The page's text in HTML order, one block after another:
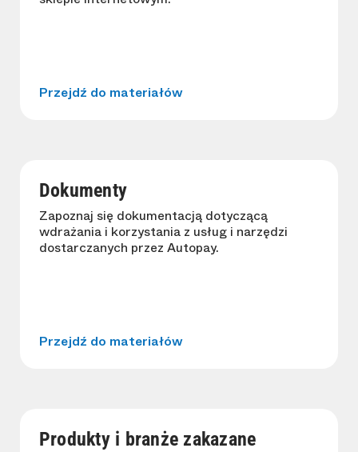
Przejdź do materiałów
Dokumenty
Zapoznaj się dokumentacją dotyczącą
wdrażania i korzystania z usług i narzędzi
dostarczanych przez Autopay.
Przejdź do materiałów
Produkty i branże zakazane